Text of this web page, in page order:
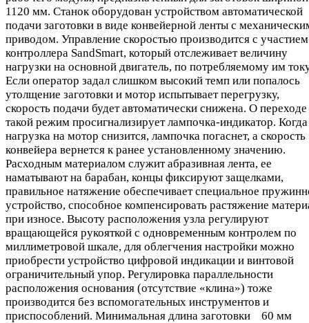
1120 мм. Станок оборудован устройством автоматической
подачи заготовки в виде конвейерной ленты с
приводом. Управление скоростью производится с участием
контроллера SandSmart, который отслеживает величину
нагрузки на основной двигатель, по потребляемому им
Если оператор задал слишком высокий темп или попалось
утолщение заготовки и мотор испытывает перегрузку,
скорость подачи будет автоматически снижена. О переходе
такой режим просигнализирует лампочка-индикатор. Когда
нагрузка на мотор снизится, лампочка погаснет, а скорость
конвейера вернется к ранее установленному значению.
Расходным материалом служит абразивная лента, ее
наматывают на барабан, концы фиксируют защелками,
правильное натяжение обеспечивает специальное
устройство, способное компенсировать растяжение
при износе. Высоту расположения узла регулируют
вращающейся рукояткой с одновременным контролем по
миллиметровой шкале, для облегчения настройки можно
приобрести устройство цифровой индикации и винтовой
ограничительный упор. Регулировка параллельности
расположения основания (отсутствие «клина») тоже
производится без вспомогательных инструментов и
приспособлений. Минимальная длина заготовки 60 мм